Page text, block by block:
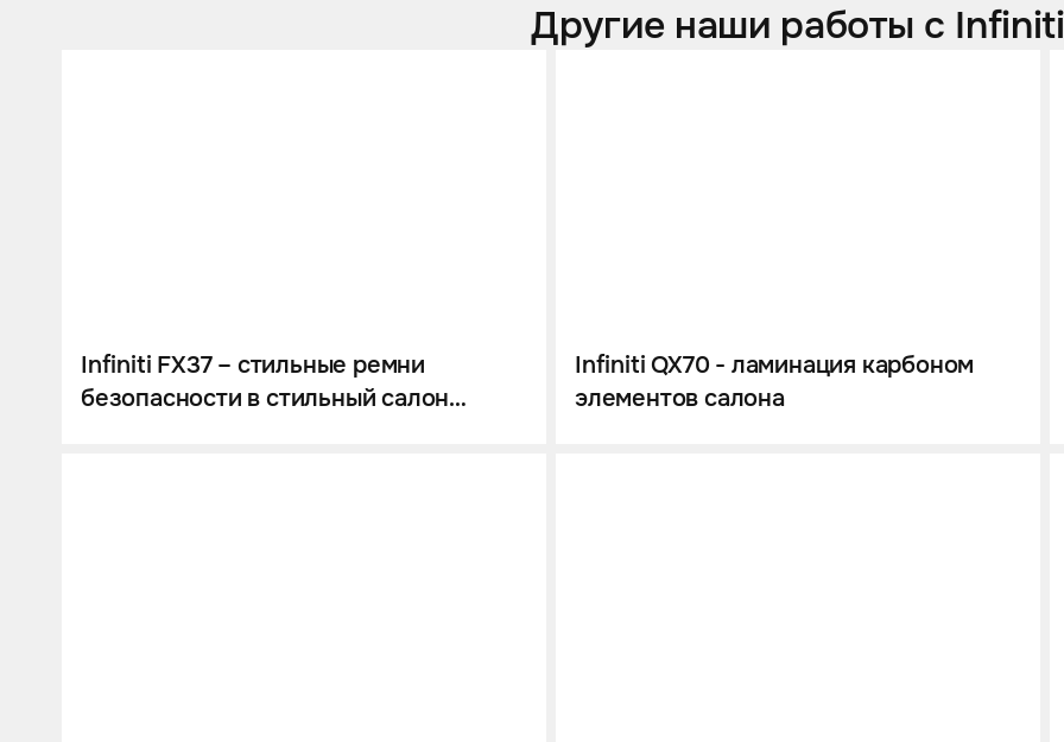
Другие наши работы с Infiniti
Infiniti FX37 – стильные ремни
безопасности в стильный салон
Infiniti QX70 - ламинация карбоном
элементов салона